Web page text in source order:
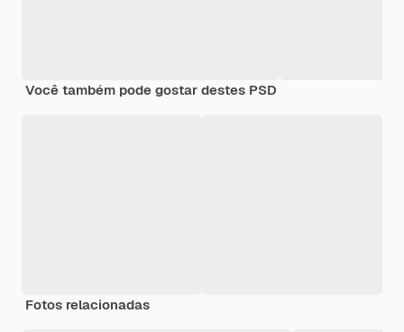
Você também pode gostar destes PSD
Fotos relacionadas